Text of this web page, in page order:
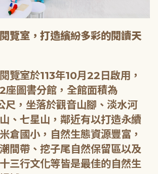
覽室，打造繽紛多彩的閱讀天
覽室於113年10月22日啟用，
座圖書分館，全館面積為
，坐落於觀音山腳、淡水河
、七星山，鄰近有以打造永續
倉國小，自然生態資源豐富，
間帶、挖子尾自然保留區以及
三行文化等皆是最佳的自然生